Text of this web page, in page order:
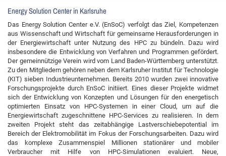
Energy Solution Center in Karlsruhe
Das Energy Solution Center e.V. (EnSoC) verfolgt das Ziel, Kompetenzen
aus Wissenschaft und Wirtschaft für gemeinsame Herausforderungen in
der Energiewirtschaft unter Nutzung des HPC zu bündeln. Dazu wird
insbesondere die Entwicklung von Verfahren und Programmen gefördert.
Der gemeinnützige Verein wird vom Land Baden-Württemberg unterstützt.
Zu den Mitgliedern gehören neben dem Karlsruher Institut für Technologie
(KIT) sieben Industrieunternehmen. Bereits 2010 wurden zwei innovative
Forschungsprojekte durch EnSoC initiiert. Eines dieser Projekte widmet
sich der Entwicklung von Konzepten und Lösungen für den energetisch
optimierten Einsatz von HPC-Systemen in einer Cloud, um auf die
Energiewirtschaft zugeschnittene HPC-Services zu realisieren. In dem
zweiten Projekt steht das zeitabhängige Lastverschiebepotential im
Bereich der Elektromobilität im Fokus der Forschungsarbeiten. Dazu wird
das komplexe Zusammenspiel Millionen stationärer und mobiler
Verbraucher mit Hilfe von HPC-Simulationen evaluiert. Neue,